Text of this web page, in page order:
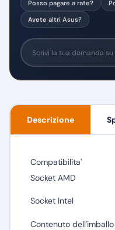
Posso pagare a rate?
Avete altri Asus?
Descrizione
Compatibilita'
Socket AMD
Socket Intel
Contenuto dell'imballo